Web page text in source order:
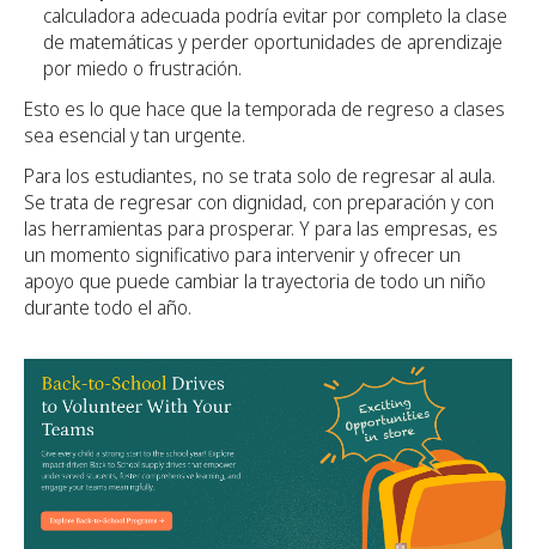
calculadora adecuada podría evitar por completo la clase
de matemáticas y perder oportunidades de aprendizaje
por miedo o frustración.
Esto es lo que hace que la temporada de regreso a clases
sea esencial y tan urgente.
Para los estudiantes, no se trata solo de regresar al aula.
Se trata de regresar con dignidad, con preparación y con
las herramientas para prosperar. Y para las empresas, es
un momento significativo para intervenir y ofrecer un
apoyo que puede cambiar la trayectoria de todo un niño
durante todo el año.